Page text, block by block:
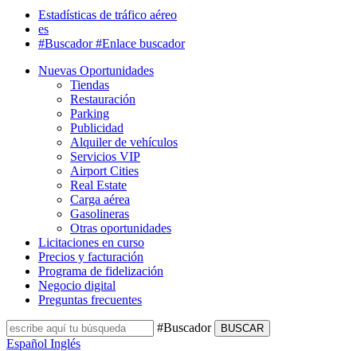
Estadísticas de tráfico aéreo
es
#Buscador #Enlace buscador
Nuevas Oportunidades
Tiendas
Restauración
Parking
Publicidad
Alquiler de vehículos
Servicios VIP
Airport Cities
Real Estate
Carga aérea
Gasolineras
Otras oportunidades
Licitaciones en curso
Precios y facturación
Programa de fidelización
Negocio digital
Preguntas frecuentes
#Buscador BUSCAR
Español Inglés